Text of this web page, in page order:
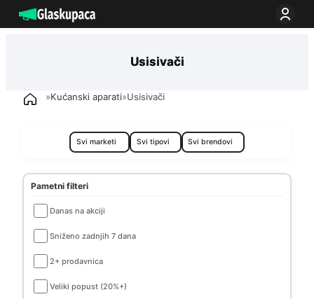
na
Usisivači
»Kućanski aparati»Usisivači
Pametni filteri
Danas na akciji
Sniženo zadnjih 7 dana
2+ prodavnica
Veliki popust (20%+)